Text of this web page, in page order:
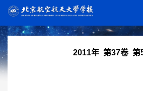
2011年 第37卷 第